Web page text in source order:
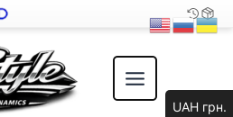
UAH грн.